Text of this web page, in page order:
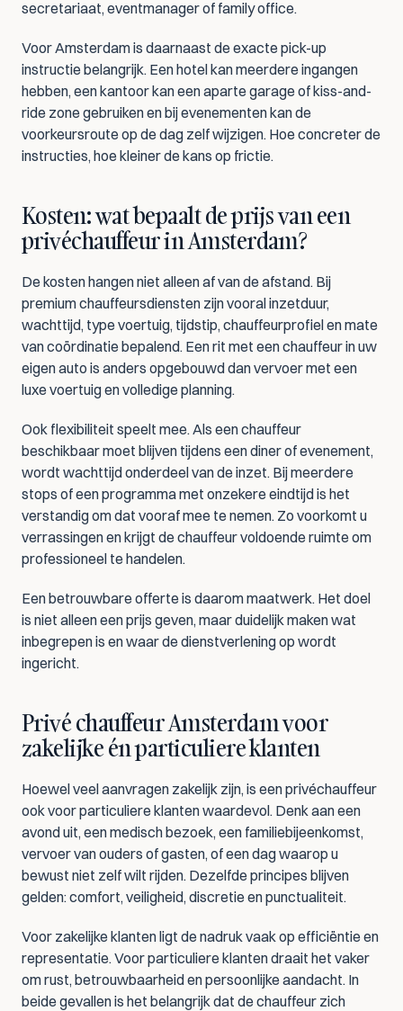
secretariaat, eventmanager of family office.
Voor Amsterdam is daarnaast de exacte pick-up
instructie belangrijk. Een hotel kan meerdere ingangen
hebben, een kantoor kan een aparte garage of kiss-and-
ride zone gebruiken en bij evenementen kan de
voorkeursroute op de dag zelf wijzigen. Hoe concreter de
instructies, hoe kleiner de kans op frictie.
Kosten: wat bepaalt de prijs van een
privéchauffeur in Amsterdam?
De kosten hangen niet alleen af van de afstand. Bij
premium chauffeursdiensten zijn vooral inzetduur,
wachttijd, type voertuig, tijdstip, chauffeurprofiel en mate
van coördinatie bepalend. Een rit met een chauffeur in uw
eigen auto is anders opgebouwd dan vervoer met een
luxe voertuig en volledige planning.
Ook flexibiliteit speelt mee. Als een chauffeur
beschikbaar moet blijven tijdens een diner of evenement,
wordt wachttijd onderdeel van de inzet. Bij meerdere
stops of een programma met onzekere eindtijd is het
verstandig om dat vooraf mee te nemen. Zo voorkomt u
verrassingen en krijgt de chauffeur voldoende ruimte om
professioneel te handelen.
Een betrouwbare offerte is daarom maatwerk. Het doel
is niet alleen een prijs geven, maar duidelijk maken wat
inbegrepen is en waar de dienstverlening op wordt
ingericht.
Privé chauffeur Amsterdam voor
zakelijke én particuliere klanten
Hoewel veel aanvragen zakelijk zijn, is een privéchauffeur
ook voor particuliere klanten waardevol. Denk aan een
avond uit, een medisch bezoek, een familiebijeenkomst,
vervoer van ouders of gasten, of een dag waarop u
bewust niet zelf wilt rijden. Dezelfde principes blijven
gelden: comfort, veiligheid, discretie en punctualiteit.
Voor zakelijke klanten ligt de nadruk vaak op efficiëntie en
representatie. Voor particuliere klanten draait het vaker
om rust, betrouwbaarheid en persoonlijke aandacht. In
beide gevallen is het belangrijk dat de chauffeur zich